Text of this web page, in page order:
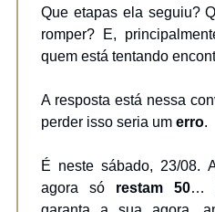
Que etapas ela seguiu?
romper? E,
quem está tentando
A resposta está nessa
perder isso seria um erro.
É neste sábado, 23/08.
agora só restam 50…